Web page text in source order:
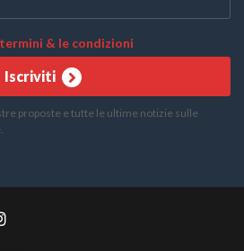
& le condizioni
Iscriviti
proposte e tutte le ultime notizie sulle